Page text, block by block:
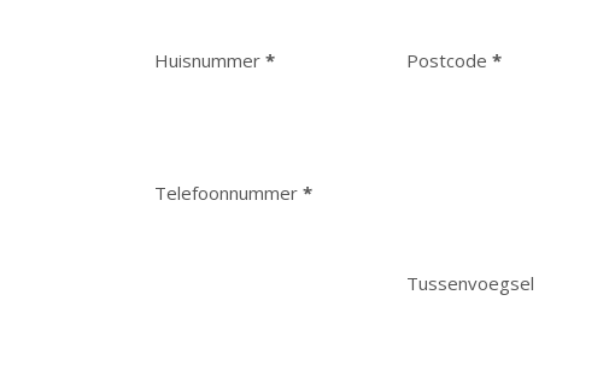
Huisnummer * Postcode *
Telefoonnummer *
Tussenvoegsel